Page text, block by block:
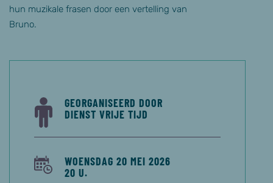
hun muzikale frasen door een vertelling van
Bruno.
GEORGANISEERD DOOR
DIENST VRIJE TIJD
WOENSDAG 20 MEI 2026
20 U.